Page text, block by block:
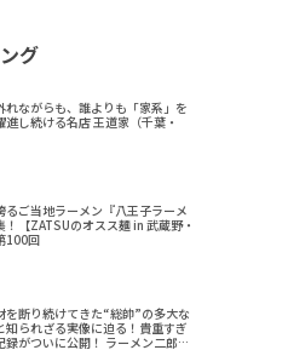
グ
れながらも、誰よりも「家系」を
進し続ける名店 王道家（千葉・
るご当地ラーメン『八王子ラーメ
！【ZATSUのオスス麺 in 武蔵野・
100回
を断り続けてきた“総帥”の多大な
知られざる実像に迫る！貴重すぎ
録がついに公開！ ラーメン二郎